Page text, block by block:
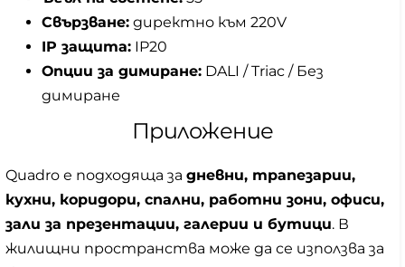
Свързване: директно към 220V
IP защита: IP20
Опции за димиране: DALI / Triac / Без
димиране
Приложение
Quadro е подходяща за дневни, трапезарии,
кухни, коридори, спални, работни зони, офиси,
зали за презентации, галерии и бутици. В
жилищни пространства може да се използва за